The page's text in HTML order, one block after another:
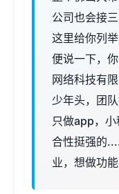
公司也会接
这里给你列
便说一下，
网络科技有
少年头，团
只做app，
合性挺强的
业，想做功